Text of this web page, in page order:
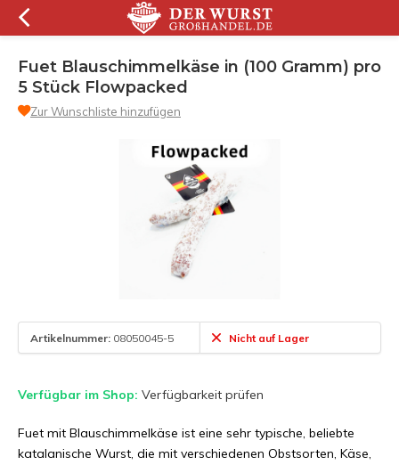
Fuet Blauschimmelkäse in (100 Gramm) pro
5 Stück Flowpacked
Zur Wunschliste hinzufügen
Artikelnummer: 08050045-5 Nicht auf Lager
Verfügbar im Shop: Verfügbarkeit prüfen
Fuet mit Blauschimmelkäse ist eine sehr typische, beliebte
katalanische Wurst, die mit verschiedenen Obstsorten, Käse,